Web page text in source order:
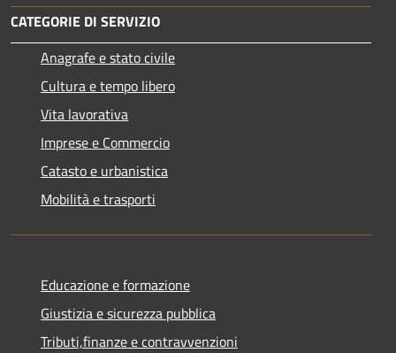
CATEGORIE DI SERVIZIO
Anagrafe e stato civile
Cultura e tempo libero
Vita lavorativa
Imprese e Commercio
Catasto e urbanistica
Mobilità e trasporti
Educazione e formazione
Giustizia e sicurezza pubblica
Tributi,finanze e contravvenzioni